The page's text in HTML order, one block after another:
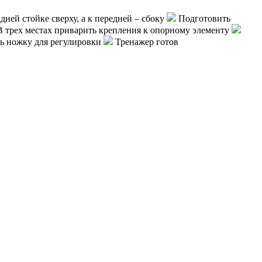
стойке сверху, а к передней – сбоку
Подготовить
местах приварить крепления к опорному элементу
ножку для регулировки
Тренажер готов